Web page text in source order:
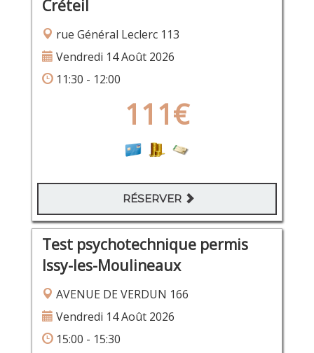
Créteil
rue Général Leclerc 113
Vendredi 14 Août 2026
11:30 - 12:00
111€
RÉSERVER
Test psychotechnique permis
Issy-les-Moulineaux
AVENUE DE VERDUN 166
Vendredi 14 Août 2026
15:00 - 15:30